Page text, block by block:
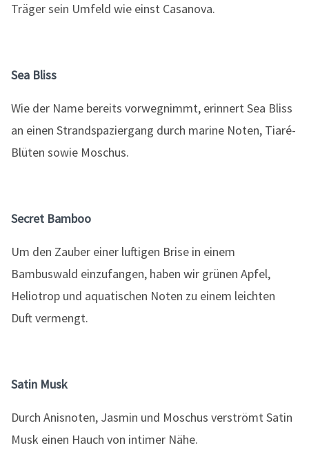
Träger sein Umfeld wie einst Casanova.
Sea Bliss
Wie der Name bereits vorwegnimmt, erinnert Sea Bliss
an einen Strandspaziergang durch marine Noten, Tiaré-
Blüten sowie Moschus.
Secret Bamboo
Um den Zauber einer luftigen Brise in einem
Bambuswald einzufangen, haben wir grünen Apfel,
Heliotrop und aquatischen Noten zu einem leichten
Duft vermengt.
Satin Musk
Durch Anisnoten, Jasmin und Moschus verströmt Satin
Musk einen Hauch von intimer Nähe.